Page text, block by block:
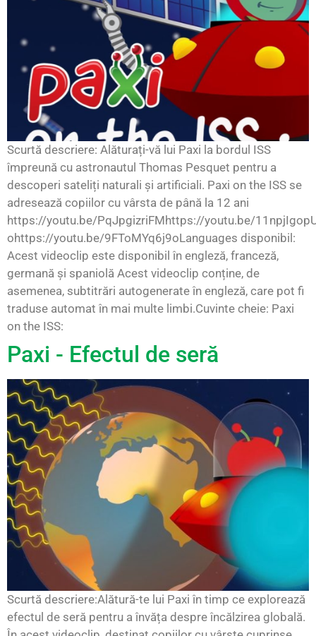
Scurtă descriere: Alăturați-vă lui Paxi la bordul ISS
împreună cu astronautul Thomas Pesquet pentru a
descoperi sateliți naturali și artificiali. Paxi on the ISS se
adresează copiilor cu vârsta de până la 12 ani
https://youtu.be/PqJpgizriFMhttps://youtu.be/
ohttps://youtu.be/9FToMYq6j9oLanguages disponibil:
Acest videoclip este disponibil în engleză, franceză,
germană și spaniolă Acest videoclip conține, de
asemenea, subtitrări autogenerate în engleză, care pot fi
traduse automat în mai multe limbi.Cuvinte cheie: Paxi
on the ISS:
Paxi - Efectul de seră
Scurtă descriere:Alătură-te lui Paxi în timp ce explorează
efectul de seră pentru a învăța despre încălzirea globală.